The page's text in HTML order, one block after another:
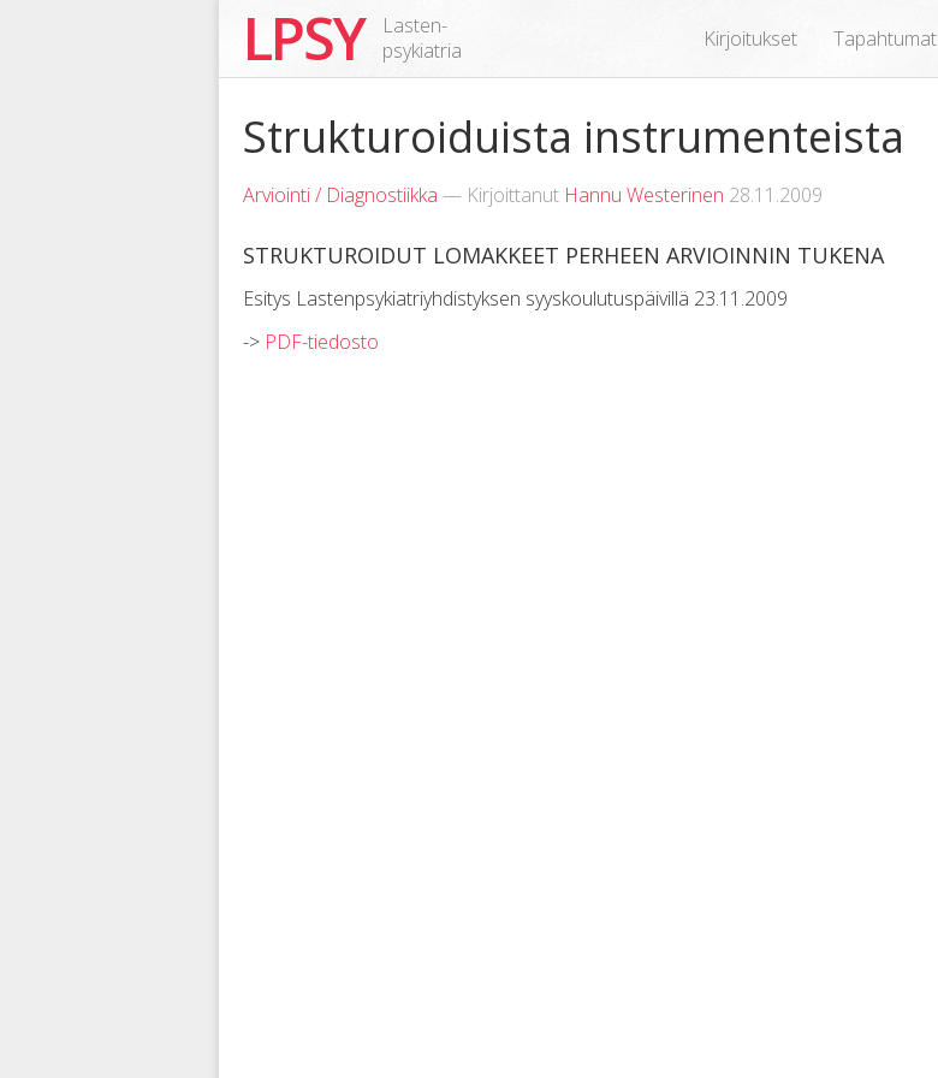
LPSY
Lasten-
psykiatria
Kirjoitukset Tapahtumat
Strukturoiduista instrumenteista
Arviointi / Diagnostiikka — Kirjoittanut Hannu Westerinen 28.11.2009
STRUKTUROIDUT LOMAKKEET PERHEEN ARVIOINNIN TUKENA
Esitys Lastenpsykiatriyhdistyksen syyskoulutuspäivillä 23.11.2009
-> PDF-tiedosto